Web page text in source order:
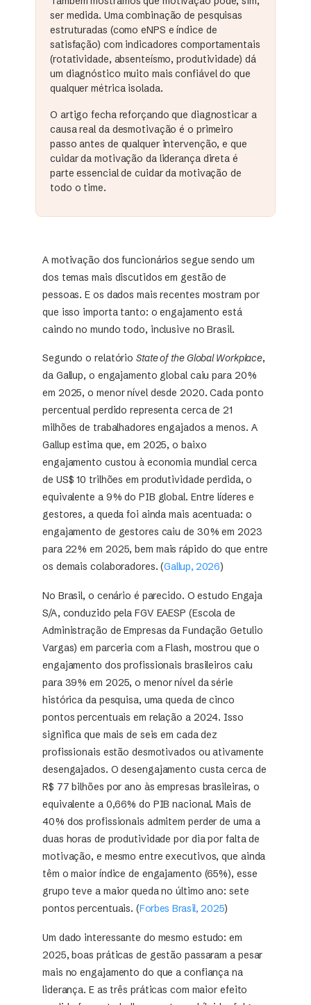
ser medida. Uma combinação de pesquisas
estruturadas (como eNPS e índice de
satisfação) com indicadores comportamentais
(rotatividade, absenteísmo, produtividade) dá
um diagnóstico muito mais confiável do que
qualquer métrica isolada.
O artigo fecha reforçando que diagnosticar a
causa real da desmotivação é o primeiro
passo antes de qualquer intervenção, e que
cuidar da motivação da liderança direta é
parte essencial de cuidar da motivação de
todo o time.
A motivação dos funcionários segue sendo um
dos temas mais discutidos em gestão de
pessoas. E os dados mais recentes mostram por
que isso importa tanto: o engajamento está
caindo no mundo todo, inclusive no Brasil.
Segundo o relatório State of the Global Workplace,
da Gallup, o engajamento global caiu para 20%
em 2025, o menor nível desde 2020. Cada ponto
percentual perdido representa cerca de 21
milhões de trabalhadores engajados a menos. A
Gallup estima que, em 2025, o baixo
engajamento custou à economia mundial cerca
de US$ 10 trilhões em produtividade perdida, o
equivalente a 9% do PIB global. Entre líderes e
gestores, a queda foi ainda mais acentuada: o
engajamento de gestores caiu de 30% em 2023
para 22% em 2025, bem mais rápido do que entre
os demais colaboradores. (Gallup, 2026)
No Brasil, o cenário é parecido. O estudo Engaja
S/A, conduzido pela FGV EAESP (Escola de
Administração de Empresas da Fundação Getulio
Vargas) em parceria com a Flash, mostrou que o
engajamento dos profissionais brasileiros caiu
para 39% em 2025, o menor nível da série
histórica da pesquisa, uma queda de cinco
pontos percentuais em relação a 2024. Isso
significa que mais de seis em cada dez
profissionais estão desmotivados ou ativamente
desengajados. O desengajamento custa cerca de
R$ 77 bilhões por ano às empresas brasileiras, o
equivalente a 0,66% do PIB nacional. Mais de
40% dos profissionais admitem perder de uma a
duas horas de produtividade por dia por falta de
motivação, e mesmo entre executivos, que ainda
têm o maior índice de engajamento (65%), esse
grupo teve a maior queda no último ano: sete
pontos percentuais. (Forbes Brasil, 2025)
Um dado interessante do mesmo estudo: em
2025, boas práticas de gestão passaram a pesar
mais no engajamento do que a confiança na
liderança. E as três práticas com maior efeito